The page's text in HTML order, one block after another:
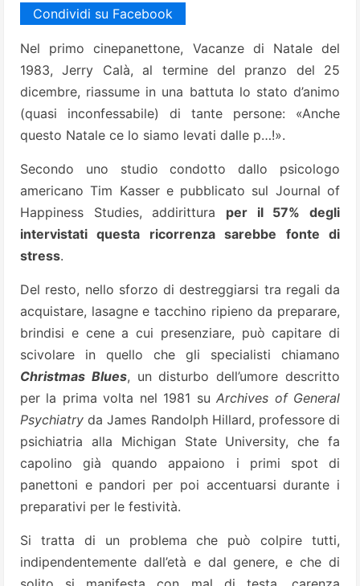
Condividi su Facebook
Nel primo cinepanettone, Vacanze di Natale del
1983, Jerry Calà, al termine del pranzo del 25
dicembre, riassume in una battuta lo stato d’animo
(quasi inconfessabile) di tante persone: «Anche
questo Natale ce lo siamo levati dalle p…!».
Secondo uno studio condotto dallo psicologo
americano Tim Kasser e pubblicato sul Journal of
Happiness Studies, addirittura per il 57% degli
intervistati questa ricorrenza sarebbe fonte di
stress.
Del resto, nello sforzo di destreggiarsi tra regali da
acquistare, lasagne e tacchino ripieno da preparare,
brindisi e cene a cui presenziare, può capitare di
scivolare in quello che gli specialisti chiamano
Christmas Blues, un disturbo dell’umore descritto
per la prima volta nel 1981 suArchives of General
Psychiatry da James Randolph Hillard, professore di
psichiatria alla Michigan State University, che fa
capolino già quando appaiono i primi spot di
panettoni e pandori per poi accentuarsi durante i
preparativi per le festività.
Si tratta di un problema che può colpire tutti,
indipendentemente dall’età e dal genere, e che di